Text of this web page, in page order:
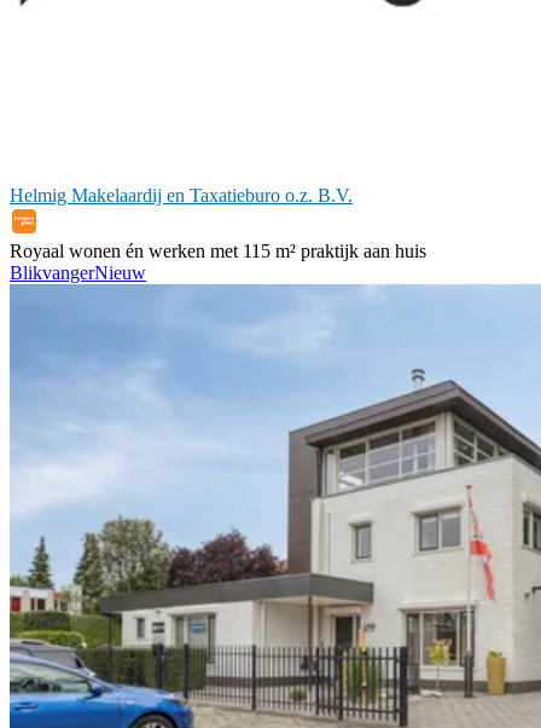
Helmig Makelaardij en Taxatieburo o.z. B.V.
Royaal wonen én werken met 115 m² praktijk aan huis
BlikvangerNieuw